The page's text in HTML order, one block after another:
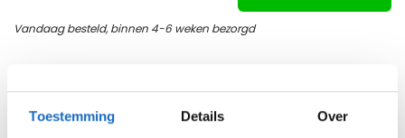
Toestemming Details Over
Vandaag besteld, binnen 4-6 weken bezorgd